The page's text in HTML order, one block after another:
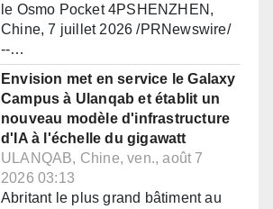
le Osmo Pocket 4PSHENZHEN,
Chine, 7 juillet 2026 /PRNewswire/
--…
Envision met en service le Galaxy
Campus à Ulanqab et établit un
nouveau modèle d'infrastructure
d'IA à l'échelle du gigawatt
ULANQAB, Chine, ven., août 7
2026 03:13
Abritant le plus grand bâtiment au